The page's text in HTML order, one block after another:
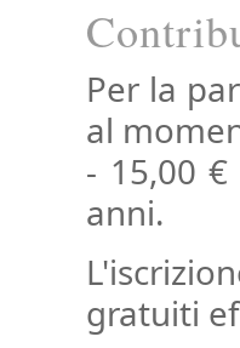
Per la
al
- 15,00
anni.
gratuiti